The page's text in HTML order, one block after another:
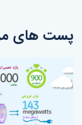
پست های